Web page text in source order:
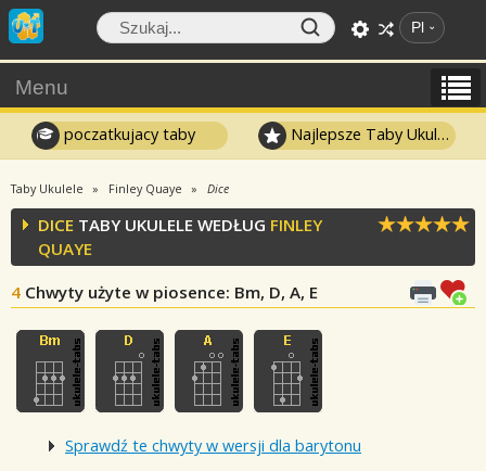
Pl
Menu
poczatkujacy taby Najlepsze Taby Ukulele
Taby Ukulele Finley Quaye Dice
DICE TABY UKULELE WEDŁUG FINLEY
QUAYE
4 Chwyty użyte w piosence: Bm, D, A, E
Sprawdź te chwyty w wersji dla barytonu